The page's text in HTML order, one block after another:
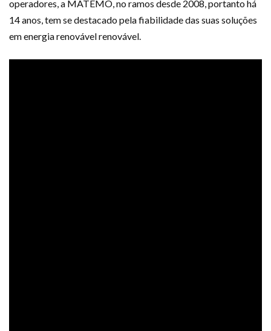
operadores, a MATEMO, no ramos desde 2008, portanto há
14 anos, tem se destacado pela fiabilidade das suas soluções
em energia renovável renovável.